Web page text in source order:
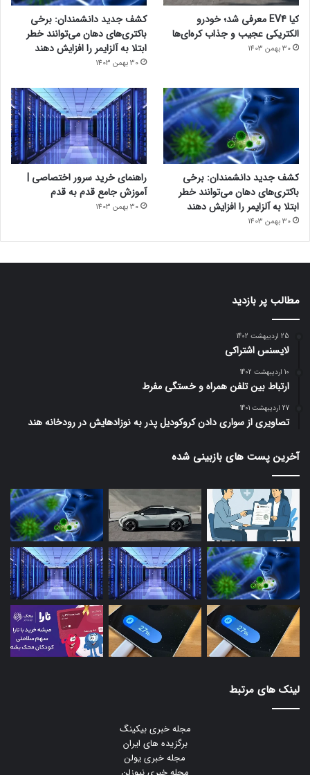
کیا EV4 معرفی شد؛ خودرو
الکتریکی عجیب و جذاب کره‌ای‌ها
30 بهمن 1403
کشف جدید دانشمندان: برخی
باکتری‌های دهان می‌توانند خطر
ابتلا به آلزایمر را افزایش دهند
30 بهمن 1403
کشف جدید دانشمندان: برخی
باکتری‌های دهان می‌توانند خطر
ابتلا به آلزایمر را افزایش دهند
30 بهمن 1403
راهنمای خرید سرور اختصاصی |
آموزش جامع قدم به قدم
30 بهمن 1403
مطالب پر بازدید
25 اردیبهشت 1402
لایسنس اشتراکی
10 اردیبهشت 1402
ارتباط بین تلفن همراه و خستگی مفرط
27 اردیبهشت 1401
تصاویری از سواری دادن کروکودیل پدر به نوزادهایش در رودخانه هند
آخرین پست های بازبینی شده
لینک های مرتبط
مجله خبری بیکینگ
برگزیده های ایران
مجله خبری یولن